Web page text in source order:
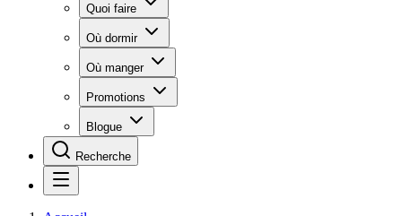
Quoi faire
Où dormir
Où manger
Promotions
Blogue
Recherche